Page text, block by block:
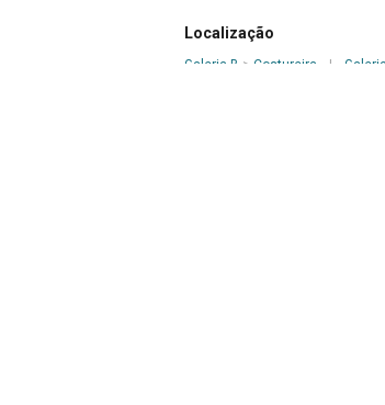
Localização
Galeria B > Costureira |